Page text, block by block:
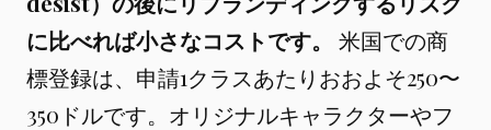
に比べれば小さなコストです。
米国での商
標登録は、申請1クラスあたりおおよそ250〜
350ドルです。オリジナルキャラクターやフ